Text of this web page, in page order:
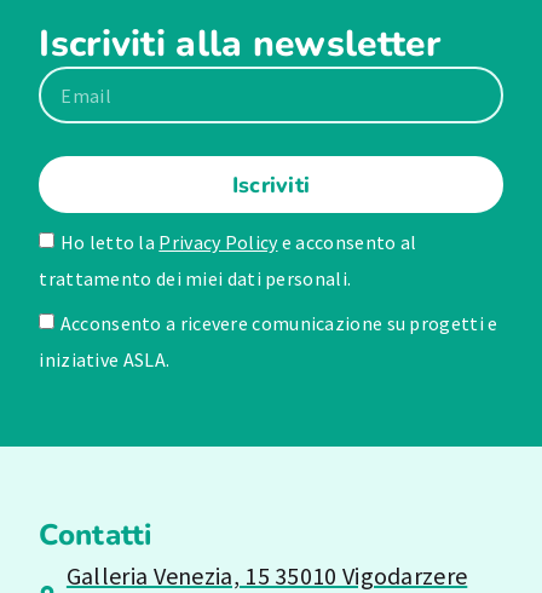
Iscriviti alla newsletter
Ho letto la Privacy Policye acconsento al
trattamento dei miei dati personali.
Acconsento a ricevere comunicazione su progetti e
iniziative ASLA.
Iscriviti
Contatti
Galleria Venezia, 15 35010 Vigodarzere